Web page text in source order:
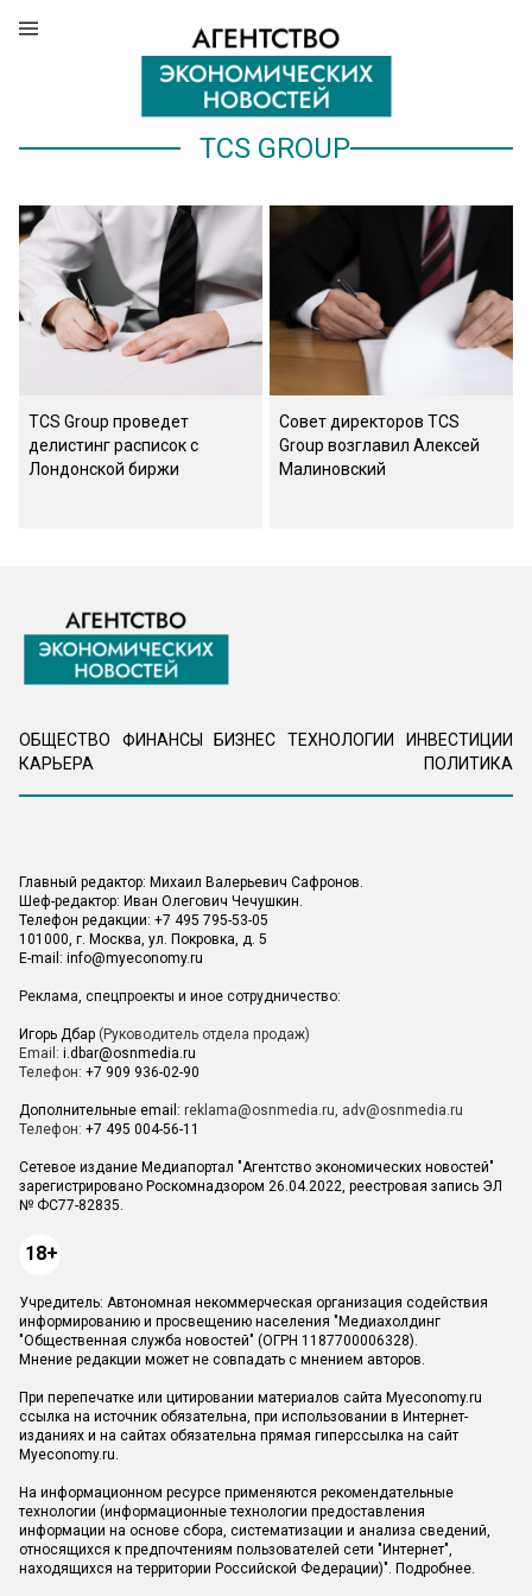
TCS GROUP
TCS Group проведет
делистинг расписок с
Лондонской биржи
Совет директоров TCS
Group возглавил Алексей
Малиновский
ОБЩЕСТВО ФИНАНСЫ БИЗНЕС ТЕХНОЛОГИИ
ИНВЕСТИЦИИ
КАРЬЕРА
ПОЛИТИКА
Главный редактор: Михаил Валерьевич Сафронов.
Шеф-редактор: Иван Олегович Чечушкин.
Телефон редакции: +7 495 795-53-05
101000, г. Москва, ул. Покровка, д. 5
E-mail: info@myeconomy.ru
Реклама, спецпроекты и иное сотрудничество:
Игорь Дбар (Руководитель отдела продаж)
Email: i.dbar@osnmedia.ru
Телефон: +7 909 936-02-90
Дополнительные email: reklama@osnmedia.ru, adv@osnmedia.ru
Телефон: +7 495 004-56-11
Сетевое издание Медиапортал "Агентство экономических новостей"
зарегистрировано Роскомнадзором 26.04.2022, реестровая запись ЭЛ
№ ФС77-82835.
18+
Учредитель: Автономная некоммерческая организация содействия
информированию и просвещению населения "Медиахолдинг
"Общественная служба новостей" (ОГРН 1187700006328).
Мнение редакции может не совпадать с мнением авторов.
При перепечатке или цитировании материалов сайта Myeconomy.ru
ссылка на источник обязательна, при использовании в Интернет-
изданиях и на сайтах обязательна прямая гиперссылка на сайт
Myeconomy.ru.
На информационном ресурсе применяются рекомендательные
технологии (информационные технологии предоставления
информации на основе сбора, систематизации и анализа сведений,
относящихся к предпочтениям пользователей сети "Интернет",
находящихся на территории Российской Федерации)". Подробнее.